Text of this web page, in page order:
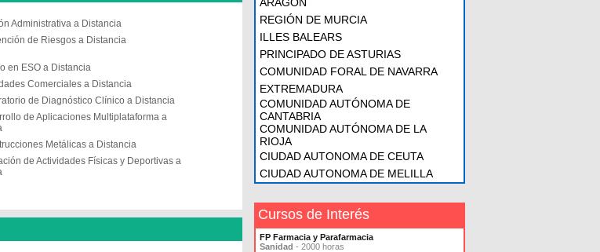
Administrativa a Distancia
de Riesgos a Distancia
en ESO a Distancia
Comerciales a Distancia
de Diagnóstico Clínico a Distancia
de Aplicaciones Multiplataforma a
Metálicas a Distancia
de Actividades Físicas y Deportivas a
REGIÓN DE MURCIA
ILLES BALEARS
PRINCIPADO DE ASTURIAS
COMUNIDAD FORAL DE NAVARRA
EXTREMADURA
COMUNIDAD AUTÓNOMA DE
CANTABRIA
COMUNIDAD AUTÓNOMA DE LA
RIOJA
CIUDAD AUTONOMA DE CEUTA
CIUDAD AUTONOMA DE MELILLA
Cursos de Interés
FP Farmacia y Parafarmacia
Sanidad - 2000 horas